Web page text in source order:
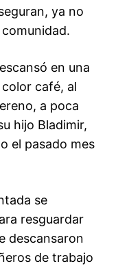
ya no
en una
café, al
a poca
hijo Bladimir,
el pasado mes
se
resguardar
descansaron
de trabajo